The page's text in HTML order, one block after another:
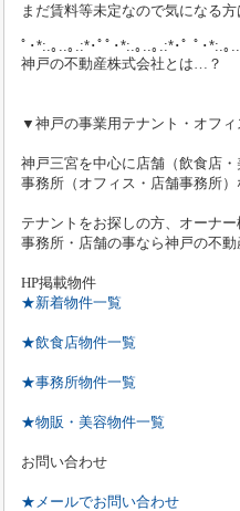
まだ賃料等未定なので気になる
ﾟ･*:.｡..｡.:*･ﾟﾟ･*:.｡..｡.:*･ﾟ ﾟ･*:.｡
神戸の不動産株式会社とは…？
▼神戸の事業用テナント・オフィ
神戸三宮を中心に店舗（飲食店・
事務所（オフィス・店舗事務所
テナントをお探しの方、オーナー
事務所・店舗の事なら神戸の不
HP掲載物件
★新着物件一覧
★飲食店物件一覧
★事務所物件一覧
★物販・美容物件一覧
お問い合わせ
★メールでお問い合わせ